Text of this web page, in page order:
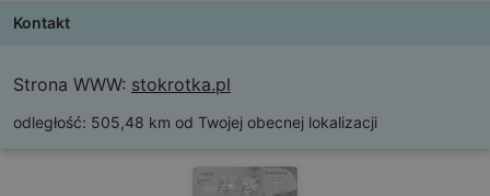
Kontakt
Strona WWW: stokrotka.pl
odległość: 505,48 km od Twojej obecnej lokalizacji